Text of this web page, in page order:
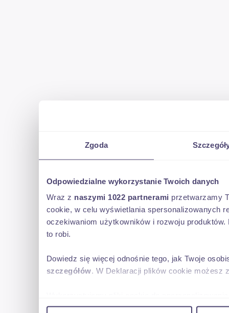
Zgoda
Odpowiedzialne wykorzystanie Twoich danych
Wraz z naszymi 1022 partnerami przetwarzamy
cookie, w celu wyświetlania spersonalizowanych
oczekiwaniom użytkowników i rozwoju
to robi.
Dowiedz się więcej odnośnie tego, jak Twoje
szczegółów. W Deklaracji plików cookie możesz
w naszej witrynie. Informacje o tym, jak